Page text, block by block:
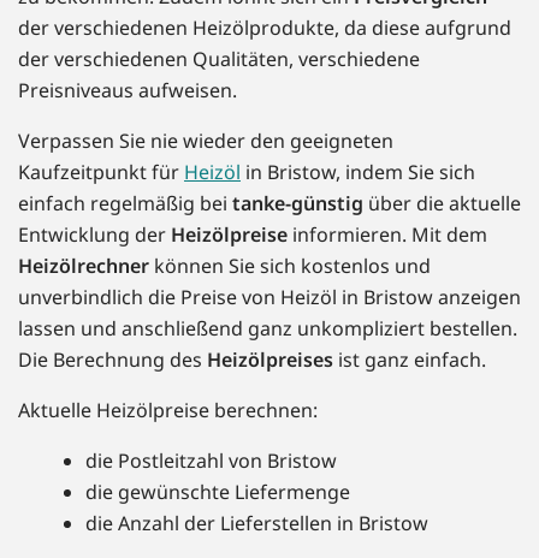
der verschiedenen Heizölprodukte, da diese aufgrund
der verschiedenen Qualitäten, verschiedene
Preisniveaus aufweisen.
Verpassen Sie nie wieder den geeigneten
Kaufzeitpunkt für Heizöl in Bristow, indem Sie sich
einfach regelmäßig bei tanke-günstig über die aktuelle
Entwicklung der Heizölpreise informieren. Mit dem
Heizölrechner können Sie sich kostenlos und
unverbindlich die Preise von Heizöl in Bristow anzeigen
lassen und anschließend ganz unkompliziert bestellen.
Die Berechnung des Heizölpreises ist ganz einfach.
Aktuelle Heizölpreise berechnen:
die Postleitzahl von Bristow
die gewünschte Liefermenge
die Anzahl der Lieferstellen in Bristow